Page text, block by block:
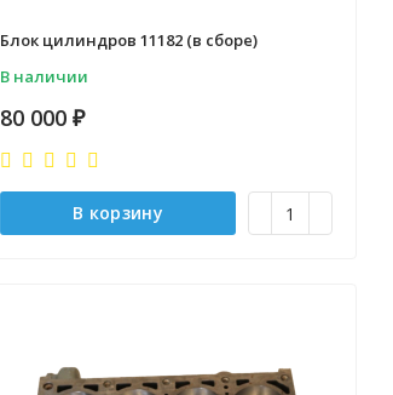
Блок цилиндров 11182 (в сборе)
В наличии
80 000₽
В корзину